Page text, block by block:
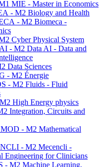
MIE - Master in Economics
- M2 Biology and Health
- M2 Biomeca -
Cyber Physical System
- M2 Data AI - Data and
Data Sciences
- M2 Énergie
- M2 Fluids - Fluid
High Energy physics
Integration, Circuits and
- M2 Mathematical
- M2 Mecencli -
Engineering for Clinicians
- M2 Machine Learning,